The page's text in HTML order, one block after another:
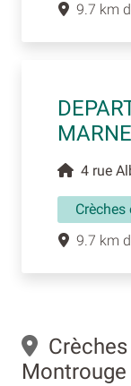
9.7 km
MARNE
4 rue
9.7 km
Montrouge